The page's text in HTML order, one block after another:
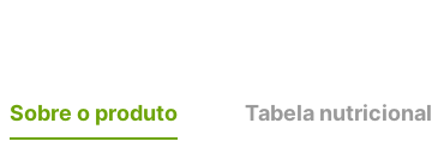
Sobre o produto Tabela nutricional